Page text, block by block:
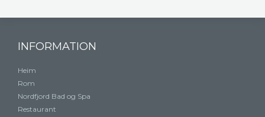
INFORMATION
Heim
Rom
Nordfjord Bad og Spa
Restaurant